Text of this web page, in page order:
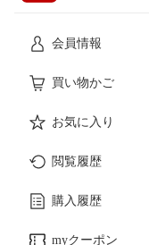
会員情報
買い物かご
お気に入り
閲覧履歴
購入履歴
myクーポン